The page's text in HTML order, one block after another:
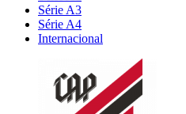
Série A3
Série A4
Internacional